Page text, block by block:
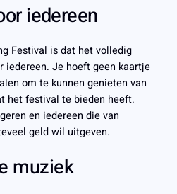
iedereen
Festival is dat het volledig
iedereen. Je hoeft geen kaartje
om te kunnen genieten van
het festival te bieden heeft.
en iedereen die van
geld wil uitgeven.
muziek